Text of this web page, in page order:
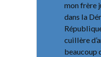
mon frère
dans la
cuillère
beaucoup